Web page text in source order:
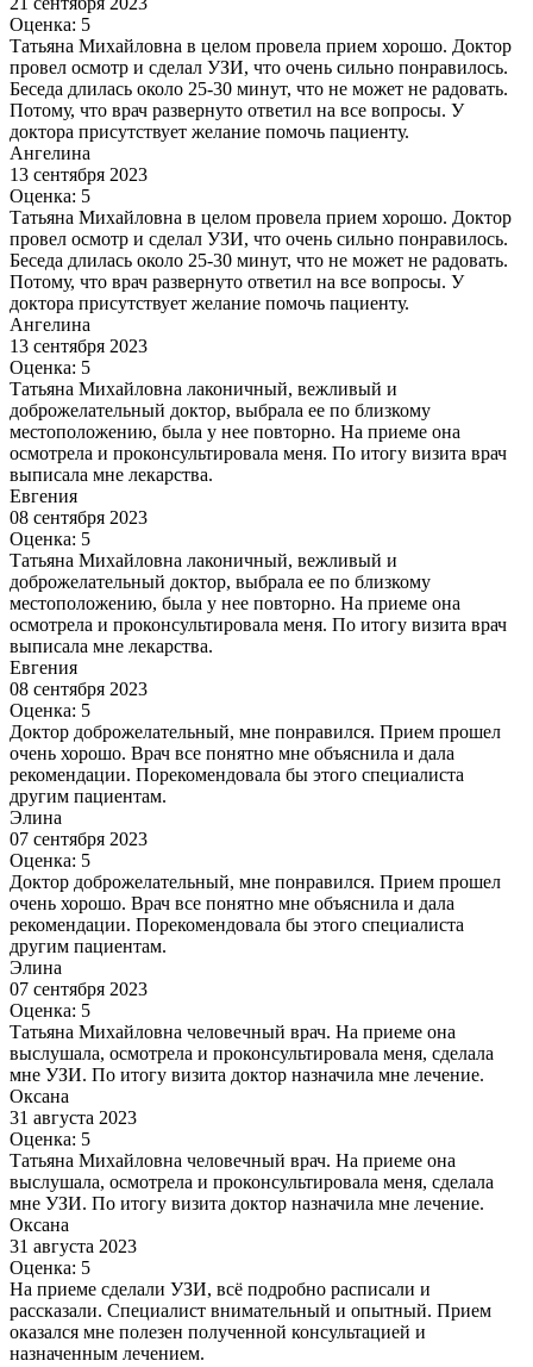
Оценка: 5
Татьяна Михайловна в целом провела прием хорошо. Доктор
провел осмотр и сделал УЗИ, что очень сильно понравилось.
Беседа длилась около 25-30 минут, что не может не радовать.
Потому, что врач развернуто ответил на все вопросы. У
доктора присутствует желание помочь пациенту.
Ангелина
13 сентября 2023
Оценка: 5
Татьяна Михайловна в целом провела прием хорошо. Доктор
провел осмотр и сделал УЗИ, что очень сильно понравилось.
Беседа длилась около 25-30 минут, что не может не радовать.
Потому, что врач развернуто ответил на все вопросы. У
доктора присутствует желание помочь пациенту.
Ангелина
13 сентября 2023
Оценка: 5
Татьяна Михайловна лаконичный, вежливый и
доброжелательный доктор, выбрала ее по близкому
местоположению, была у нее повторно. На приеме она
осмотрела и проконсультировала меня. По итогу визита врач
выписала мне лекарства.
Евгения
08 сентября 2023
Оценка: 5
Татьяна Михайловна лаконичный, вежливый и
доброжелательный доктор, выбрала ее по близкому
местоположению, была у нее повторно. На приеме она
осмотрела и проконсультировала меня. По итогу визита врач
выписала мне лекарства.
Евгения
08 сентября 2023
Оценка: 5
Доктор доброжелательный, мне понравился. Прием прошел
очень хорошо. Врач все понятно мне объяснила и дала
рекомендации. Порекомендовала бы этого специалиста
другим пациентам.
Элина
07 сентября 2023
Оценка: 5
Доктор доброжелательный, мне понравился. Прием прошел
очень хорошо. Врач все понятно мне объяснила и дала
рекомендации. Порекомендовала бы этого специалиста
другим пациентам.
Элина
07 сентября 2023
Оценка: 5
Татьяна Михайловна человечный врач. На приеме она
выслушала, осмотрела и проконсультировала меня, сделала
мне УЗИ. По итогу визита доктор назначила мне лечение.
Оксана
31 августа 2023
Оценка: 5
Татьяна Михайловна человечный врач. На приеме она
выслушала, осмотрела и проконсультировала меня, сделала
мне УЗИ. По итогу визита доктор назначила мне лечение.
Оксана
31 августа 2023
Оценка: 5
На приеме сделали УЗИ, всё подробно расписали и
рассказали. Специалист внимательный и опытный. Прием
оказался мне полезен полученной консультацией и
назначенным лечением.